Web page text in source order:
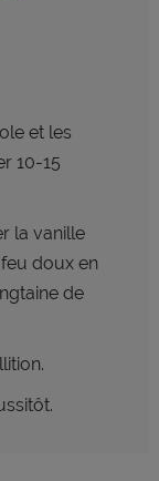
et les
10-15
la vanille
doux en
de